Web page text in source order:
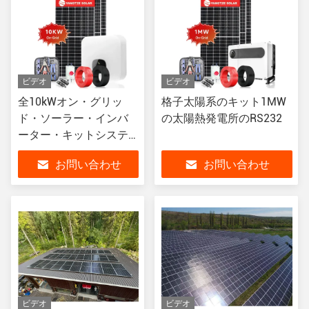
ビデオ
全10kWオン・グリッ
ド・ソーラー・インバ
ーター・キットシステ
ム3期
お問い合わせ
ビデオ
格子太陽系のキット1MW
の太陽熱発電所のRS232
お問い合わせ
ビデオ ビデオ